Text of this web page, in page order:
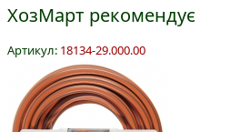
ХозМарт рекомендує
Артикул: 18134-29.000.00